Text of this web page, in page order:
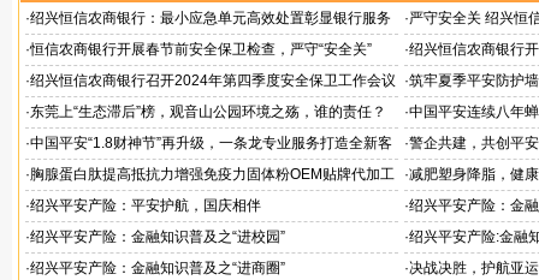
·绍兴恒信农商银行：最小应急单元高效处置彰显银行服务
担当
·严守安全关 绍兴恒
检查
·恒信农商银行开展春节前安全保卫检查，严守“安全关” ·绍兴恒信农商银行
应急演练活动
·绍兴恒信农商银行召开2024年第四季度安全保卫工作会议 ·筑牢夏季平安防护
排查行动
·东莞上“生态滞后”榜，观音山公园环境之殇，谁的责任？ ·中国平安连续八年
品牌"
·中国平安“1.8财神节”再升级，一条龙专业服务打造全新客
户体验
·警企共建，共创平
人才专项培训
· 胸腺蛋白肽提高抵抗力增强免疫力固体粉OEM贴牌代加工
服务商
·减肥塑身降脂，健
服务商
·绍兴平安产险：平安护航，国庆相伴 ·绍兴平安产险：金
·绍兴平安产险：金融知识普及之“进校园” ·绍兴平安产险:金融
·绍兴平安产险：金融知识普及之“进商圈” ·决战决胜，护航亚